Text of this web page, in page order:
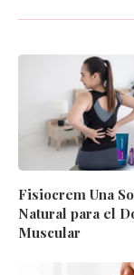
Fisiocrem Una
Natural para el
Muscular